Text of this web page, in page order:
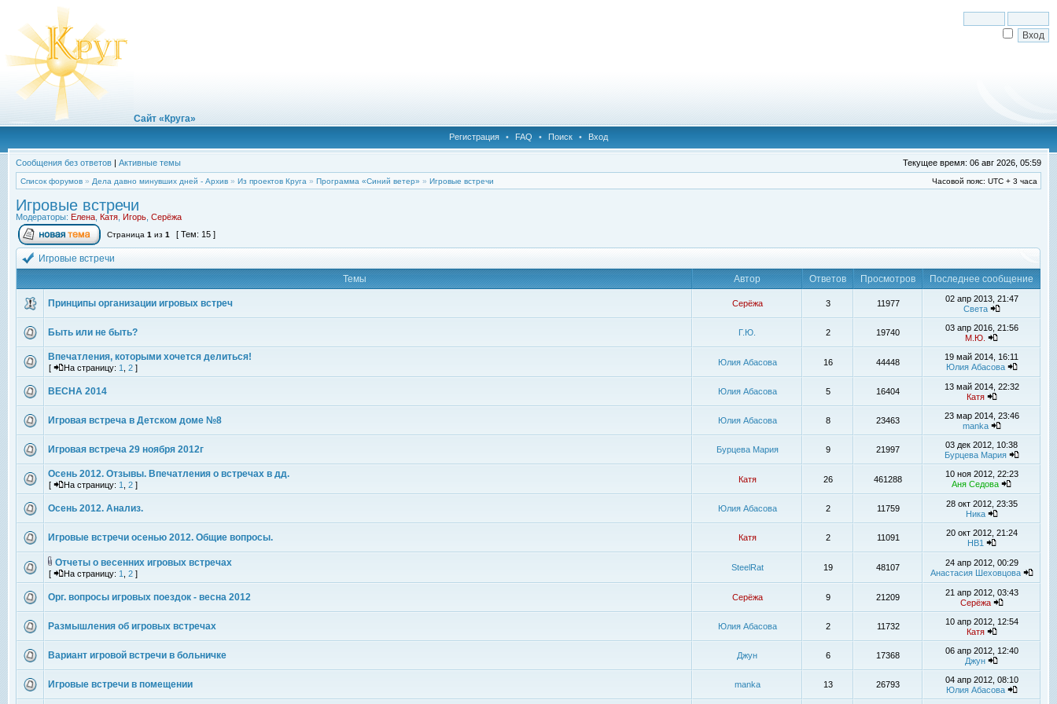
Сайт «Круга»
Регистрация • FAQ • Поиск • Вход
Сообщения без ответов | Активные темы Текущее время: 06 авг 2026, 05:59
Список форумов » Дела давно минувших дней - Архив » Из проектов Круга » Программа «Синий ветер» » Игровые встречи Часовой пояс: UTC + 3 часа
Игровые встречи
Модераторы: Елена Катя Игорь Серёжа
Страница 1 из 1 [ Тем: 15 ]
Игровые встречи
Темы
Автор Ответов Просмотров Последнее сообщение
Принципы организации игровых встреч Серёжа 3 11977
02 апр 2013, 21:47
Света
Быть или не быть? Г.Ю. 2 19740
03 апр 2016, 21:56
М.Ю.
Впечатления, которыми хочется делиться!
[ На страницу: 1 2 ]
Юлия Абасова 16 44448
19 май 2014, 16:11
Юлия Абасова
ВЕСНА 2014 Юлия Абасова 5 16404
13 май 2014, 22:32
Катя
Игровая встреча в Детском доме №8 Юлия Абасова 8 23463
23 мар 2014, 23:46
manka
Игровая встреча 29 ноября 2012г Бурцева Мария 9 21997
03 дек 2012, 10:38
Бурцева Мария
Осень 2012. Отзывы. Впечатления о встречах в дд.
[ На страницу: 1 2 ]
Катя 26 461288
10 ноя 2012, 22:23
Аня Седова
Осень 2012. Анализ. Юлия Абасова 2 11759
28 окт 2012, 23:35
Ника
Игровые встречи осенью 2012. Общие вопросы. Катя 2 11091
20 окт 2012, 21:24
НВ1
Отчеты о весенних игровых встречах
[ На страницу: 1 2 ]
SteelRat 19 48107
24 апр 2012, 00:29
Анастасия Шеховцова
Орг. вопросы игровых поездок - весна 2012 Серёжа 9 21209
21 апр 2012, 03:43
Серёжа
Размышления об игровых встречах Юлия Абасова 2 11732
10 апр 2012, 12:54
Катя
Вариант игровой встречи в больничке Джун 6 17368
06 апр 2012, 12:40
Джун
Игровые встречи в помещении manka 13 26793
04 апр 2012, 08:10
Юлия Абасова